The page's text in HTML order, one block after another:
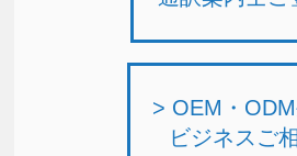
> OEM・
ビジネスご